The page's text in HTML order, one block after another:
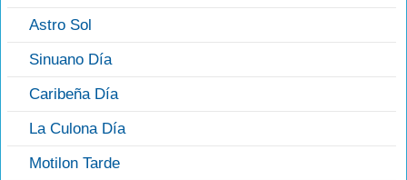
Astro Sol
Sinuano Día
Caribeña Día
La Culona Día
Motilon Tarde